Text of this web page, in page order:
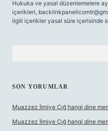
Hukuka ve yasal düzenlemelere
içerikleri,
ilgili içerikler yasal süre içerisinde
SON YORUMLAR
Muazzez İlmiye Çığ hangi dine
Muazzez İlmiye Çığ hangi dine